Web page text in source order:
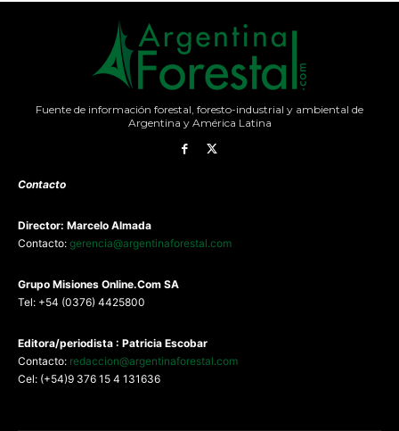
Fuente de información forestal, foresto-industrial y ambiental de
Argentina y América Latina
Contacto
Director: Marcelo Almada
Contacto: gerencia@argentinaforestal.com
Grupo Misiones Online.Com SA
Tel: +54 (0376) 4425800
Editora/periodista : Patricia Escobar
Contacto: redaccion@argentinaforestal.com
Cel: (+54)9 376 15 4 131636